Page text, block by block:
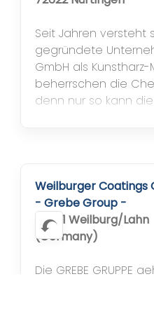
Seit Jahren versteht
gegründete
GmbH als Kunstharz-
beherrschen die
denn nur so kann
Basis von Epoxid-
Viacor richtet jedoch
Weilburger Coatings
- Grebe Group -
35781 Weilburg/Lahn
(Germany)
Die GREBE GRUPPE